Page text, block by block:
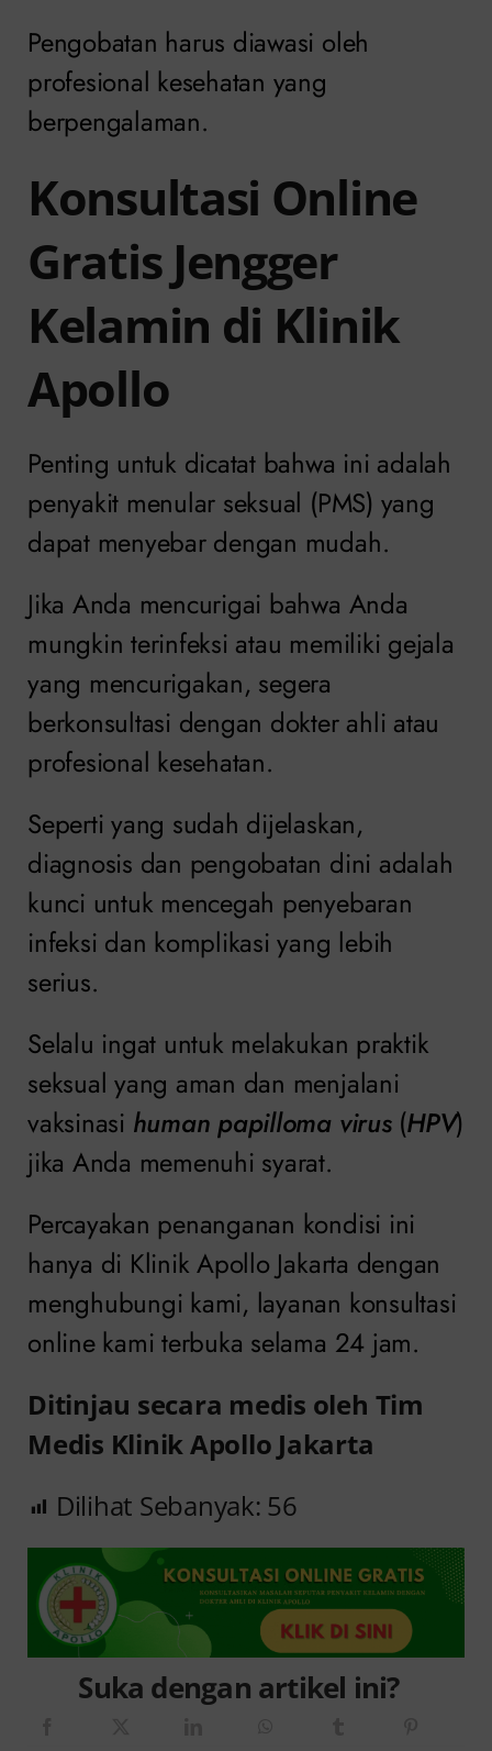
Pengobatan harus diawasi oleh
profesional kesehatan yang
berpengalaman.
Konsultasi Online
Gratis Jengger
Kelamin di Klinik
Apollo
Penting untuk dicatat bahwa ini adalah
penyakit menular seksual (PMS) yang
dapat menyebar dengan mudah.
Jika Anda mencurigai bahwa Anda
mungkin terinfeksi atau memiliki gejala
yang mencurigakan, segera
berkonsultasi dengan dokter ahli atau
profesional kesehatan.
Seperti yang sudah dijelaskan,
diagnosis dan pengobatan dini adalah
kunci untuk mencegah penyebaran
infeksi dan komplikasi yang lebih
serius.
Selalu ingat untuk melakukan praktik
seksual yang aman dan menjalani
vaksinasi human papilloma virus(HPV)
jika Anda memenuhi syarat.
Percayakan penanganan kondisi ini
hanya di Klinik Apollo Jakarta dengan
menghubungi kami, layanan konsultasi
online kami terbuka selama 24 jam.
Ditinjau secara medis oleh Tim
Medis Klinik Apollo Jakarta
Dilihat Sebanyak: 56
Suka dengan artikel ini?